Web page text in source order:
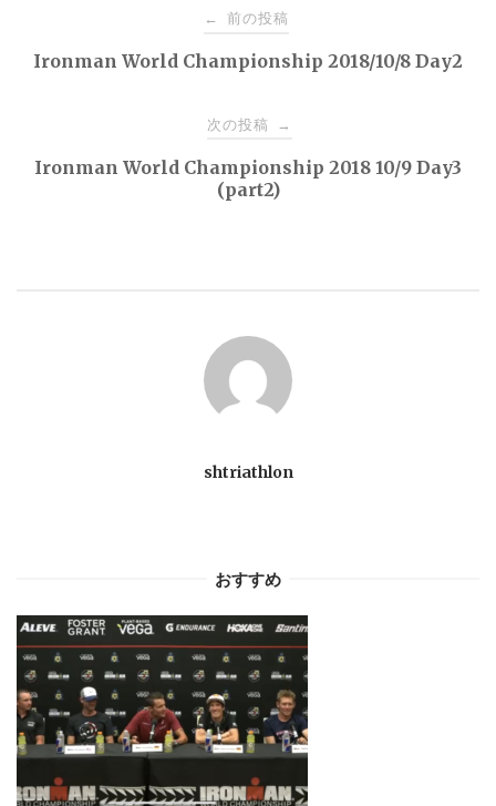
稿
ビ
← 前の投稿
Ironman World Championship 2018/10/8 Day2
次の投稿 →
Ironman World Championship 2018 10/9 Day3
(part2)
shtriathlon
おすすめ